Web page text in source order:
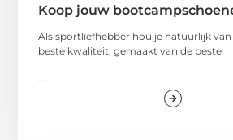
Koop jouw
Als sportliefhebber hou je natuurlijk
beste kwaliteit, gemaakt van de beste